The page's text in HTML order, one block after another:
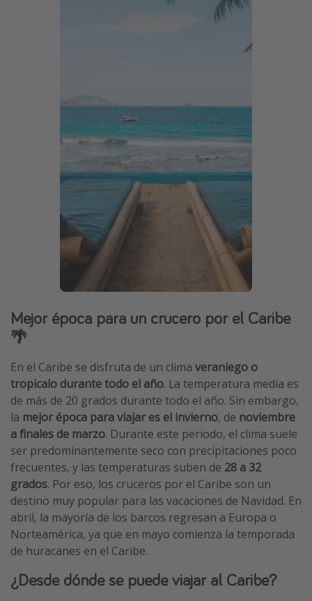
Mejor época para un crucero por el Caribe
🌴
En el Caribe se disfruta de un clima veraniego o
tropicalo durante todo el año. La temperatura media es
de más de 20 grados durante todo el año. Sin embargo,
la mejor época para viajar es el invierno, de noviembre
a finales de marzo. Durante este periodo, el clima suele
ser predominantemente seco con precipitaciones poco
frecuentes, y las temperaturas suben de 28 a 32
grados. Por eso, los cruceros por el Caribe son un
destino muy popular para las vacaciones de Navidad. En
abril, la mayoría de los barcos regresan a Europa o
Norteamérica, ya que en mayo comienza la temporada
de huracanes en el Caribe.
¿Desde dónde se puede viajar al Caribe?